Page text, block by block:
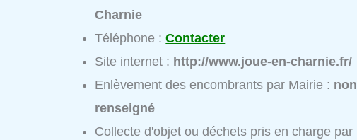
Charnie
Téléphone :Contacter
Site internet : http://www.joue-en-charnie.fr/
Enlèvement des encombrants par Mairie : non
renseigné
Collecte d'objet ou déchets pris en charge par